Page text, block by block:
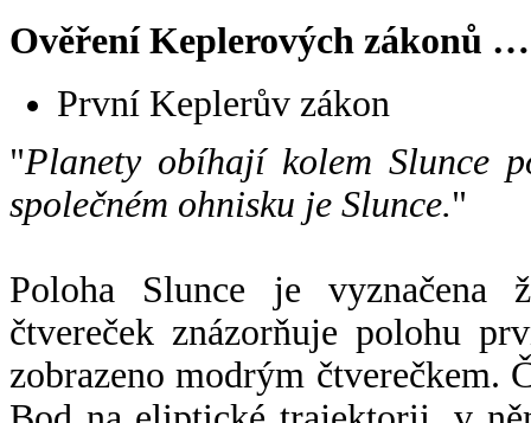
Ověření Keplerových zákonů …
První Keplerův zákon
"Planety obíhají kolem Slunce
společném ohnisku je Slunce."
Poloha Slunce je vyznačena
čtvereček znázorňuje polohu
zobrazeno modrým čtverečkem.